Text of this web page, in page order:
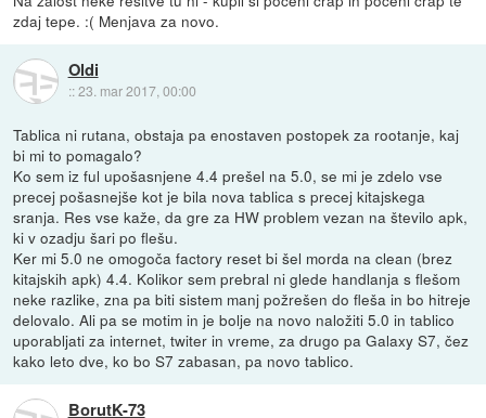
zdaj tepe. :( Menjava za novo.
Oldi
::23. mar 2017, 00:00
Tablica ni rutana, obstaja pa enostaven postopek za rootanje, kaj
bi mi to pomagalo?
Ko sem iz ful upošasnjene 4.4 prešel na 5.0, se mi je zdelo vse
precej pošasnejše kot je bila nova tablica s precej kitajskega
sranja. Res vse kaže, da gre za HW problem vezan na število apk,
ki v ozadju šari po flešu.
Ker mi 5.0 ne omogoča factory reset bi šel morda na clean (brez
kitajskih apk) 4.4. Kolikor sem prebral ni glede handlanja s flešom
neke razlike, zna pa biti sistem manj požrešen do fleša in bo hitreje
delovalo. Ali pa se motim in je bolje na novo naložiti 5.0 in tablico
uporabljati za internet, twiter in vreme, za drugo pa Galaxy S7, čez
kako leto dve, ko bo S7 zabasan, pa novo tablico.
BorutK-73